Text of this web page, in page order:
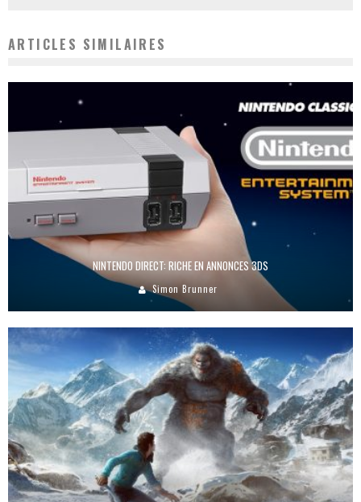
ARTICLES SIMILAIRES
NINTENDO DIRECT: RICHE EN ANNONCES 3DS
Simon Brunner